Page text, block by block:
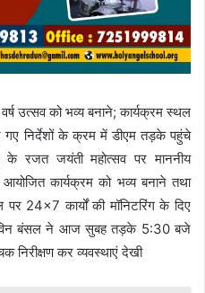
उत्सव को भव्य बनाने; कार्यक्रम स्थल
गए निर्देशों के क्रम में डीएम तड़के पहुंचे
के रजत जयंती महोत्सव पर माननीय
कार्यक्रम को भव्य बनाने तथा
पर 24×7 कार्यों की मॉनिटरिंग के दिए
सविन बंसल ने आज सुबह तड़के 5:30 बजे
निरीक्षण कर व्यवस्थाएं देखी